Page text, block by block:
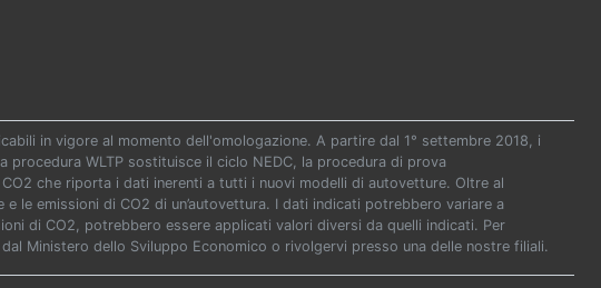
in vigore al momento dell'omologazione. A partire dal 1° settembre 2018, i
WLTP sostituisce il ciclo NEDC, la procedura di prova
che riporta i dati inerenti a tutti i nuovi modelli di autovetture. Oltre al
le emissioni di CO2 di un’autovettura. I dati indicati potrebbero variare a
di CO2, potrebbero essere applicati valori diversi da quelli indicati. Per
Ministero dello Sviluppo Economico o rivolgervi presso una delle nostre filiali.